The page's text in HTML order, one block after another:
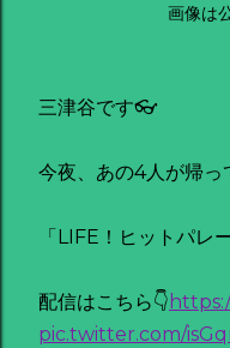
画像は
三津谷です👓
今夜、あの4人が帰っ
「LIFE！ヒットパレ
配信はこちら👇
pic.twitter.com/